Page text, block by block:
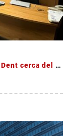
Venta Oficina en Condominio en Barrio Dent cerca del Mall San Pedro